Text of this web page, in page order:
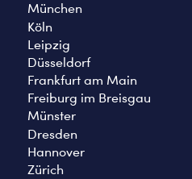
München
Köln
Leipzig
Düsseldorf
Frankfurt am Main
Freiburg im Breisgau
Münster
Dresden
Hannover
Zürich